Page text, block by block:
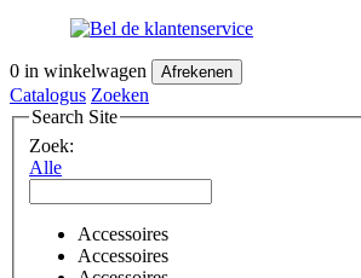
0 in winkelwagen Afrekenen
Catalogus Zoeken
Search Site
Zoek:
Alle
Accessoires
Accessoires